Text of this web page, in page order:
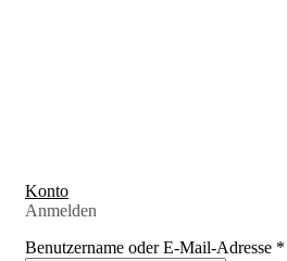
Konto
Anmelden
Benutzername oder E-Mail-Adresse *